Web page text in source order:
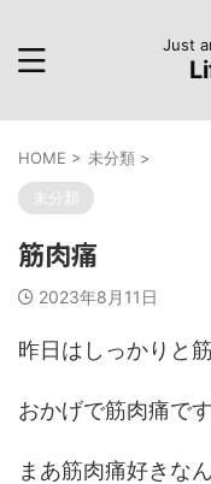
Just
HOME > 未分類 >
未分類
筋肉痛
2023年8月11日
昨日はしっかりと
おかげで筋肉痛です
まあ筋肉痛好きな